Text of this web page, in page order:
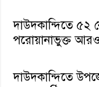
দাউদকান্দিতে
পরোয়ানাভুক্ত আরও
দাউদকান্দিতে